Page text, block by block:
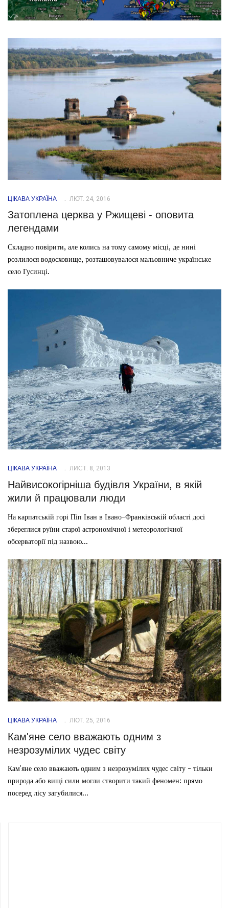
ЦІКАВА УКРАЇНА ЛЮТ. 24, 2016
Затоплена церква у Ржищеві - оповита
легендами
Складно повірити, але колись на тому самому місці, де нині
розлилося водосховище, розташовувалося мальовниче українське
село Гусинці.
ЦІКАВА УКРАЇНА ЛИСТ. 8, 2013
Найвисокогірніша будівля України, в якій
жили й працювали люди
На карпатській горі Піп Іван в Івано-Франківській області досі
збереглися руїни старої астрономічної і метеорологічної
обсерваторії під назвою...
ЦІКАВА УКРАЇНА ЛЮТ. 25, 2016
Кам'яне село вважають одним з
незрозумілих чудес світу
Кам'яне село вважають одним з незрозумілих чудес світу - тільки
природа або вищі сили могли створити такий феномен: прямо
посеред лісу загубилися...